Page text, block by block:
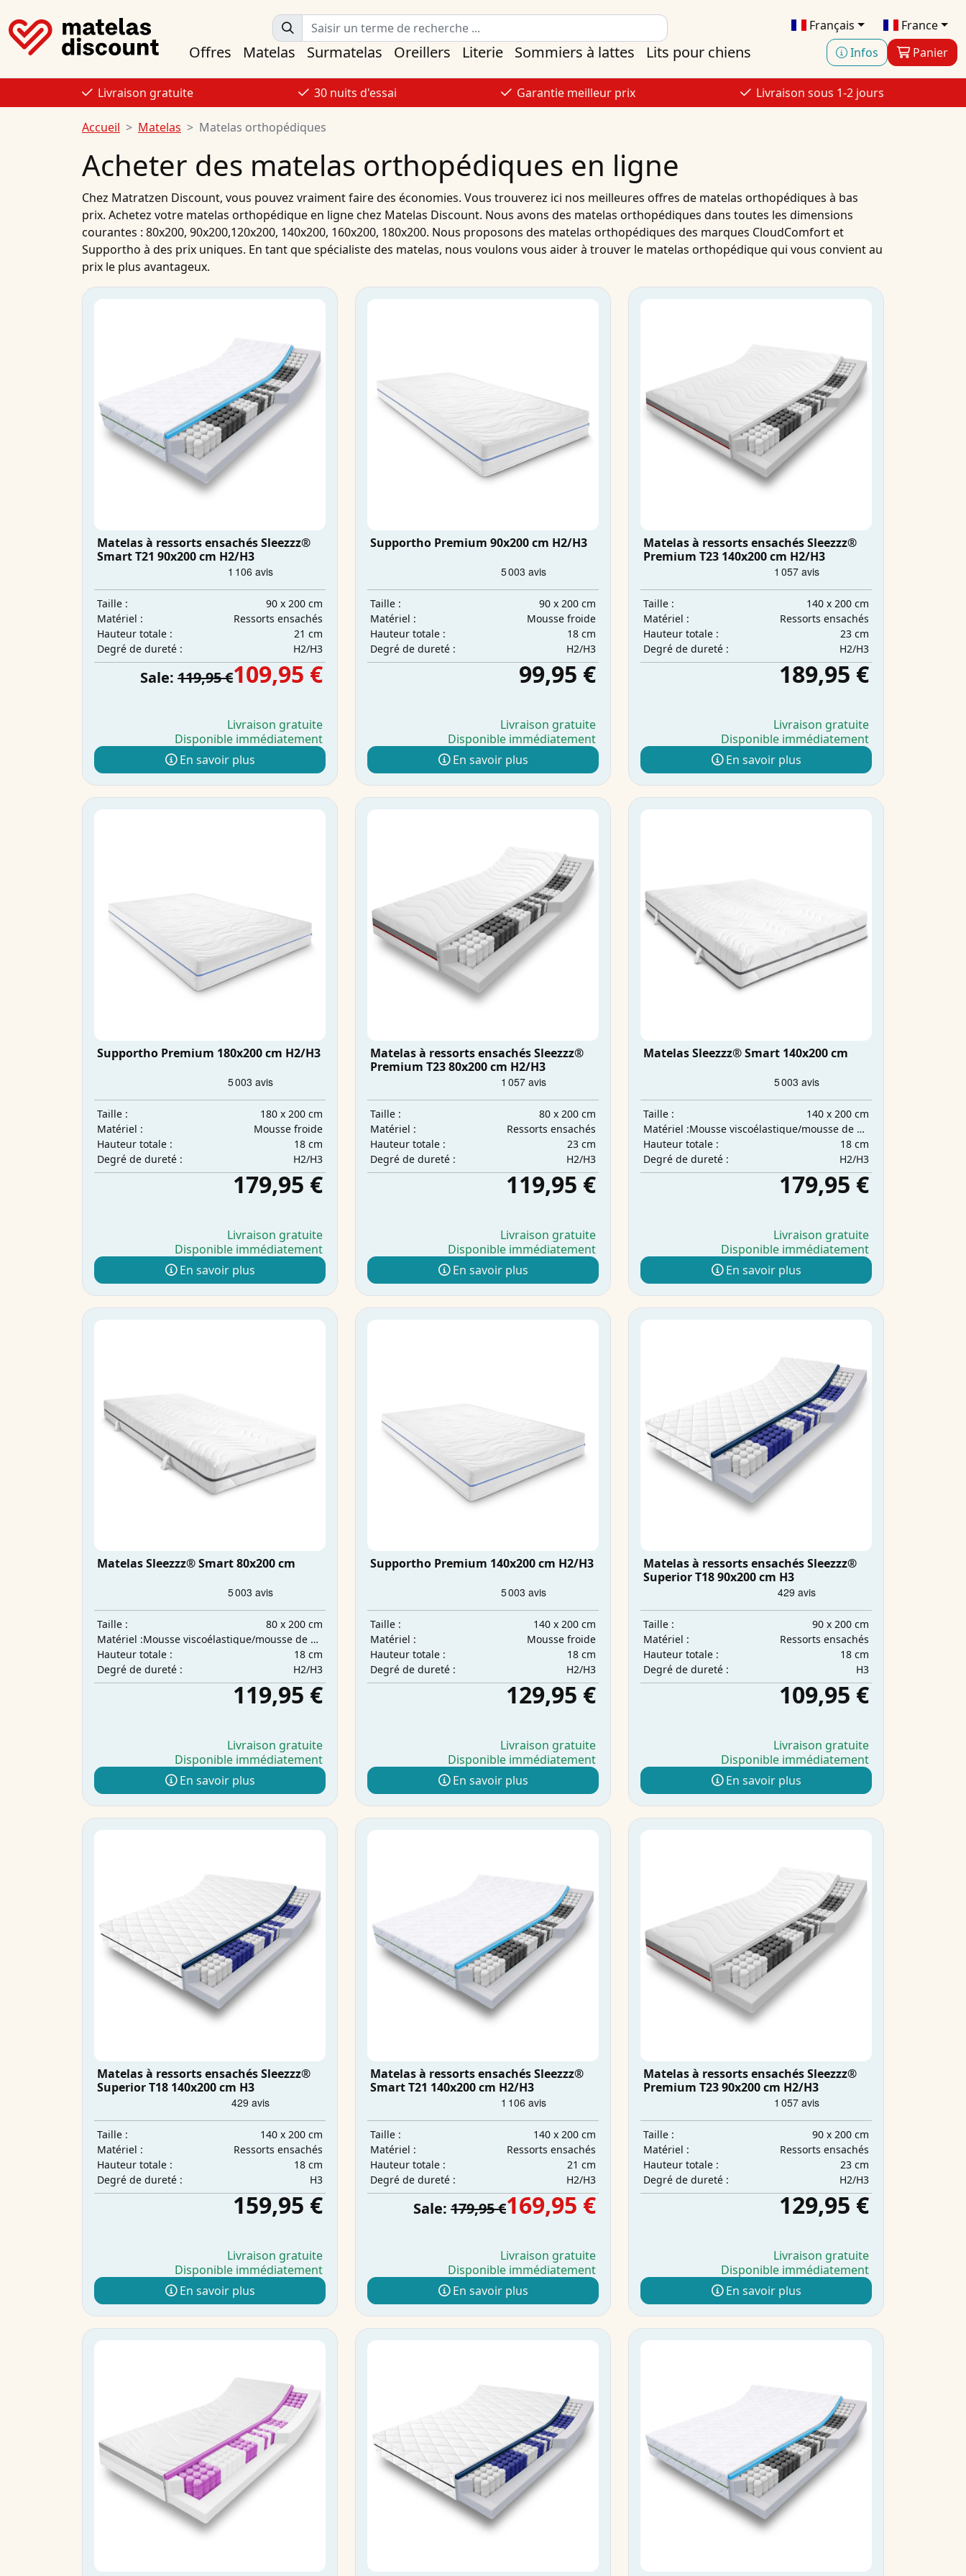
Français
France
Infos
Panier
Offres Matelas Surmatelas Oreillers Literie Sommiers à lattes Lits pour chiens
Livraison gratuite 30 nuits d'essai Garantie meilleur prix Livraison sous 1-2 jours
Accueil Matelas Matelas orthopédiques
Acheter des matelas orthopédiques en ligne
Chez Matratzen Discount, vous pouvez vraiment faire des économies. Vous trouverez ici nos meilleures offres de matelas orthopédiques à bas
prix. Achetez votre matelas orthopédiqueen lignechez Matelas Discount. Nous avons des matelas orthopédiques dans toutes les dimensions
courantes : 80x200, 90x200,120x200, 140x200, 160x200, 180x200. Nous proposons des matelas orthopédiques des marques CloudComfortet
Supportho à des prix uniques. En tant que spécialiste des matelas, nous voulons vous aider à trouver le matelas orthopédiquequi vous convient au
prix le plus avantageux.
Matelas à ressorts ensachés Sleezzz®
Smart T21 90x200 cm H2/H3
Taille :
90 x 200 cm
Matériel :
Ressorts ensachés
Hauteur totale :
21 cm
Degré de dureté :
H2/H3
Sale: 119,95 €109,95 €
Livraison gratuite
Disponible immédiatement
En savoir plus
Supportho Premium 90x200 cm H2/H3
Taille :
90 x 200 cm
Matériel :
Mousse froide
Hauteur totale :
18 cm
Degré de dureté :
H2/H3
99,95 €
Livraison gratuite
Disponible immédiatement
En savoir plus
Matelas à ressorts ensachés Sleezzz®
Premium T23 140x200 cm H2/H3
Taille :
140 x 200 cm
Matériel :
Ressorts ensachés
Hauteur totale :
23 cm
Degré de dureté :
H2/H3
189,95 €
Livraison gratuite
Disponible immédiatement
En savoir plus
Supportho Premium 180x200 cm H2/H3
Taille :
180 x 200 cm
Matériel :
Mousse froide
Hauteur totale :
18 cm
Degré de dureté :
H2/H3
179,95 €
Livraison gratuite
Disponible immédiatement
En savoir plus
Matelas à ressorts ensachés Sleezzz®
Premium T23 80x200 cm H2/H3
Taille :
80 x 200 cm
Matériel :
Ressorts ensachés
Hauteur totale :
23 cm
Degré de dureté :
H2/H3
119,95 €
Livraison gratuite
Disponible immédiatement
En savoir plus
Matelas Sleezzz® Smart 140x200 cm
Taille :
140 x 200 cm
Matériel :
Mousse viscoélastique/mousse de confort
Hauteur totale :
18 cm
Degré de dureté :
H2/H3
179,95 €
Livraison gratuite
Disponible immédiatement
En savoir plus
Matelas Sleezzz® Smart 80x200 cm
Taille :
80 x 200 cm
Matériel :
Mousse viscoélastique/mousse de confort
Hauteur totale :
18 cm
Degré de dureté :
H2/H3
119,95 €
Livraison gratuite
Disponible immédiatement
En savoir plus
Supportho Premium 140x200 cm H2/H3
Taille :
140 x 200 cm
Matériel :
Mousse froide
Hauteur totale :
18 cm
Degré de dureté :
H2/H3
129,95 €
Livraison gratuite
Disponible immédiatement
En savoir plus
Matelas à ressorts ensachés Sleezzz®
Superior T18 90x200 cm H3
Taille :
90 x 200 cm
Matériel :
Ressorts ensachés
Hauteur totale :
18 cm
Degré de dureté :
H3
109,95 €
Livraison gratuite
Disponible immédiatement
En savoir plus
Matelas à ressorts ensachés Sleezzz®
Superior T18 140x200 cm H3
Taille :
140 x 200 cm
Matériel :
Ressorts ensachés
Hauteur totale :
18 cm
Degré de dureté :
H3
159,95 €
Livraison gratuite
Disponible immédiatement
En savoir plus
Matelas à ressorts ensachés Sleezzz®
Smart T21 140x200 cm H2/H3
Taille :
140 x 200 cm
Matériel :
Ressorts ensachés
Hauteur totale :
21 cm
Degré de dureté :
H2/H3
Sale: 179,95 €169,95 €
Livraison gratuite
Disponible immédiatement
En savoir plus
Matelas à ressorts ensachés Sleezzz®
Premium T23 90x200 cm H2/H3
Taille :
90 x 200 cm
Matériel :
Ressorts ensachés
Hauteur totale :
23 cm
Degré de dureté :
H2/H3
129,95 €
Livraison gratuite
Disponible immédiatement
En savoir plus